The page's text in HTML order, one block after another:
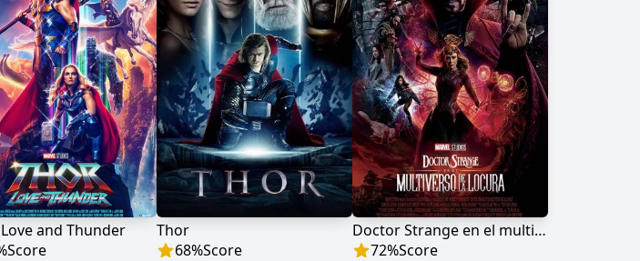
and Thunder
Score
Thor
68%Score
Doctor Strange en el multiverso de la locura
72%Score